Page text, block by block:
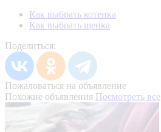
Как выбрать котенка
Как выбрать щенка
Поделиться:
Пожаловаться на объявление
Похожие объявления Посмотреть все